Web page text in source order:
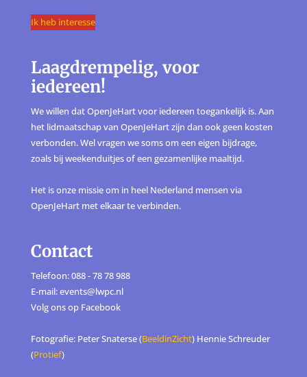
Ik heb interesse
Laagdrempelig, voor
iedereen!
We willen dat OpenJeHart voor iedereen toegankelijk is. Aan
het lidmaatschap van OpenJeHart zijn dan ook geen kosten
verbonden. Wel vragen we soms om een eigen bijdrage,
zoals bij weekenduitjes of een gezamenlijke maaltijd.
Het is onze missie om in heel Nederland mensen via
OpenJeHart met elkaar te verbinden.
Contact
Telefoon: 088 - 78 78 988
E-mail: events@lwpc.nl
Volg ons op Facebook
Fotografie: Peter Snaterse (BeeldinZicht) Hennie Schreuder
(Protief)